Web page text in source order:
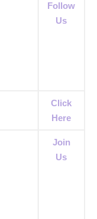
Follow
Us
Click
Here
Join
Us